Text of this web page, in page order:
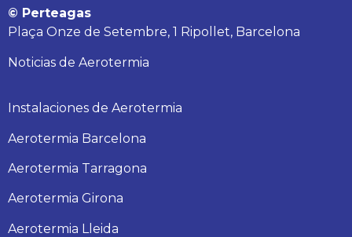
© Perteagas
Plaça Onze de Setembre, 1 Ripollet, Barcelona
Noticias de Aerotermia
Instalaciones de Aerotermia
Aerotermia Barcelona
Aerotermia Tarragona
Aerotermia Girona
Aerotermia Lleida